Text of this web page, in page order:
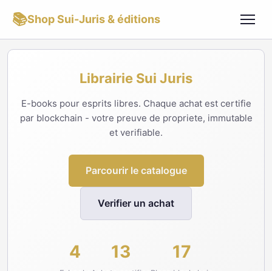
📚Shop Sui-Juris & éditions
Librairie Sui Juris
E-books pour esprits libres. Chaque achat est certifie
par blockchain - votre preuve de propriete, immutable
et verifiable.
Parcourir le catalogue
Verifier un achat
4 13 17